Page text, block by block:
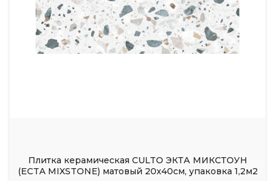
Плитка керамическая CULTO ЭКТА МИКСТОУН
(ECTA MIXSTONE) матовый 20x40см, упаковка 1,2м2